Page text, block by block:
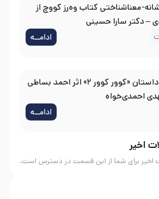
اخیر
اخیر برای شما از این قسمت در دسترس است.
معناشناختی کتاب وه‌رز کووچ از
– دکتر سارا حسینی
ادامــه
نگاهی به داستان «کوور کوور ۲» اثر احمد بساطی
احمدی‌خواه
ادامــه